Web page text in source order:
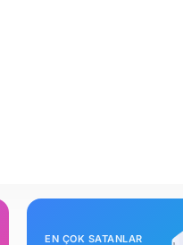
EN ÇOK SATANLAR